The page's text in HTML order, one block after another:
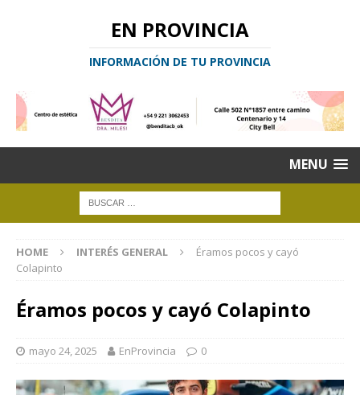
EN PROVINCIA
INFORMACIÓN DE TU PROVINCIA
MENU
HOME INTERÉS GENERAL
Éramos pocos y cayó
Colapinto
Éramos pocos y cayó Colapinto
mayo 24, 2025 EnProvincia 0